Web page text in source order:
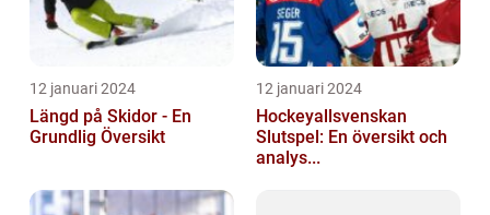
12 januari 2024
Längd på Skidor - En
Grundlig Översikt
12 januari 2024
Hockeyallsvenskan
Slutspel: En översikt och
analys...